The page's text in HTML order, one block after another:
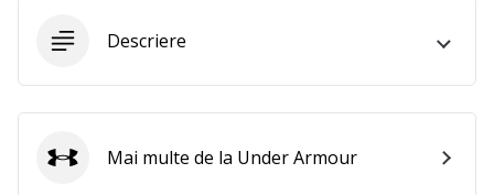
toate
Descriere
Under Armour
Mai multe de la Under Armour